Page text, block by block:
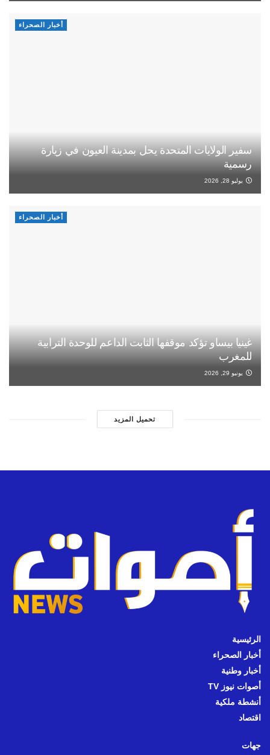
أخبار الصحراء
سفير الولايات المتحدة يحل بمدينة العيون في زيارة
رسمية
يوليو 28, 2026
أخبار الصحراء
غينيا بيساو تؤكد موقفها الثابت الداعم للوحدة الترابية
للمغرب
يونيو 29, 2026
تحميل المزيد
الرئيسية
أخبار الصحراء
أخبار وطنية
أصوات نيوز TV
أنشطة ملكية
اقتصاد
جهات